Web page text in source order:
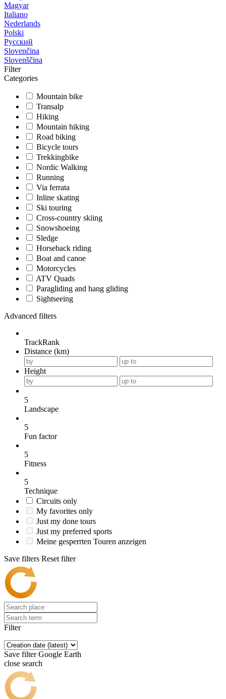
Magyar
Italiano
Nederlands
Polski
Русский
Slovenčina
Slovenščina
Filter
Categories
Mountain bike
Transalp
Hiking
Mountain hiking
Road biking
Bicycle tours
Trekkingbike
Nordic Walking
Running
Via ferrata
Inline skating
Ski touring
Cross-country skiing
Snowshoeing
Sledge
Horseback riding
Boat and canoe
Motorcycles
ATV Quads
Paragliding and hang gliding
Sightseeing
Advanced filters
TrackRank
Distance (km)
Height
5
Landscape
5
Fun factor
5
Fitness
5
Technique
Circuits only
My favorites only
Just my done tours
Just my preferred sports
Meine gesperrten Touren anzeigen
Save filters Reset filter
Filter
Save filter Google Earth
close search